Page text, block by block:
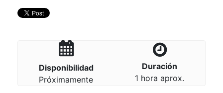
Disponibilidad
Próximamente
Duración
1 hora aprox.